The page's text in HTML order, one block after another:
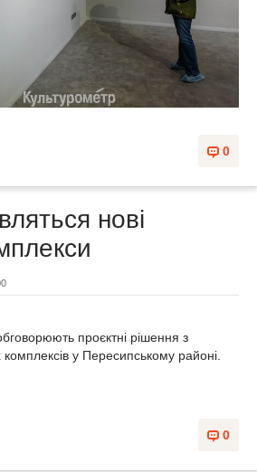
0
нові
проєктні рішення з
у Пересипському районі.
0